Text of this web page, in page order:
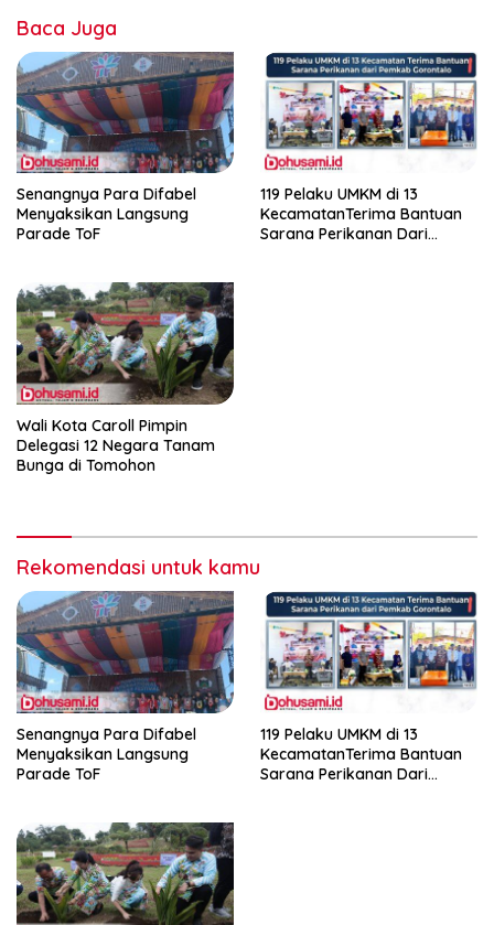
Baca Juga
Senangnya Para Difabel
Menyaksikan Langsung
Parade ToF
119 Pelaku UMKM di 13
KecamatanTerima Bantuan
Sarana Perikanan Dari
Wali Kota Caroll Pimpin
Delegasi 12 Negara Tanam
Bunga di Tomohon
Rekomendasi untuk kamu
Senangnya Para Difabel
Menyaksikan Langsung
Parade ToF
119 Pelaku UMKM di 13
KecamatanTerima Bantuan
Sarana Perikanan Dari